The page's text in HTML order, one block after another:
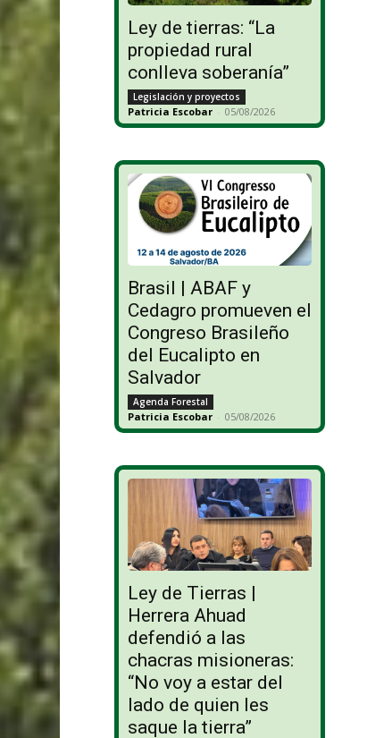
Ley de tierras: “La
propiedad rural
conlleva soberanía”
Legislación y proyectos
Patricia Escobar - 05/08/2026
Brasil | ABAF y
Cedagro promueven el
Congreso Brasileño
del Eucalipto en
Salvador
Agenda Forestal
Patricia Escobar - 05/08/2026
Ley de Tierras |
Herrera Ahuad
defendió a las
chacras misioneras:
“No voy a estar del
lado de quien les
saque la tierra”